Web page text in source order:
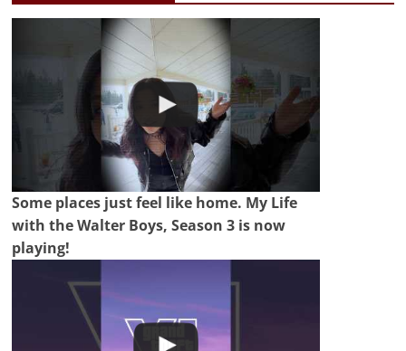
Some places just feel like home. My Life
with the Walter Boys, Season 3 is now
playing!